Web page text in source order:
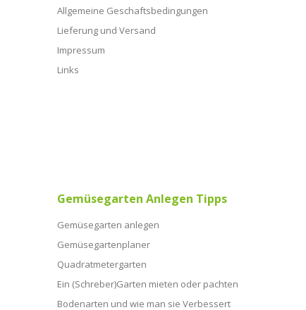
Allgemeine Geschaftsbedingungen
Lieferung und Versand
Impressum
Links
Gemüsegarten Anlegen Tipps
Gemüsegarten anlegen
Gemüsegartenplaner
Quadratmetergarten
Ein (Schreber)Garten mieten oder pachten
Bodenarten und wie man sie Verbessert